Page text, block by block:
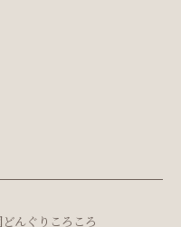
んぐりころころ